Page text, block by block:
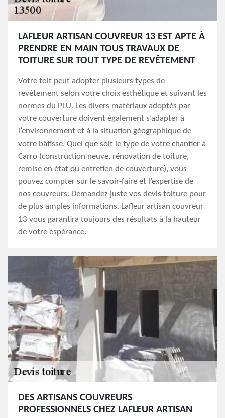
LAFLEUR ARTISAN COUVREUR 13 EST APTE À
PRENDRE EN MAIN TOUS TRAVAUX DE
TOITURE SUR TOUT TYPE DE REVÊTEMENT
Votre toit peut adopter plusieurs types de
revêtement selon votre choix esthétique et suivant les
normes du PLU. Les divers matériaux adoptés par
votre couverture doivent également s’adapter à
l’environnement et à la situation géographique de
votre bâtisse. Quel que soit le type de votre chantier à
Carro (construction neuve, rénovation de toiture,
remise en état ou entretien de couverture), vous
pouvez compter sur le savoir-faire et l’expertise de
nos couvreurs. Demandez juste vos devis toiture pour
de plus amples informations. Lafleur artisan couvreur
13 vous garantira toujours des résultats à la hauteur
de votre espérance.
DES ARTISANS COUVREURS
PROFESSIONNELS CHEZ LAFLEUR ARTISAN